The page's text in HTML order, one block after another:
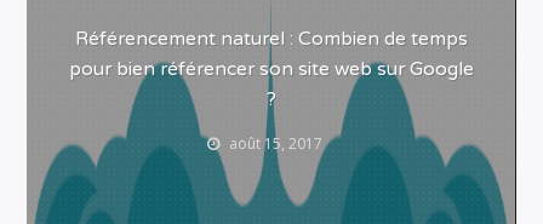
Référencement naturel : Combien de temps
pour bien référencer son site web sur Google
?
août 15, 2017